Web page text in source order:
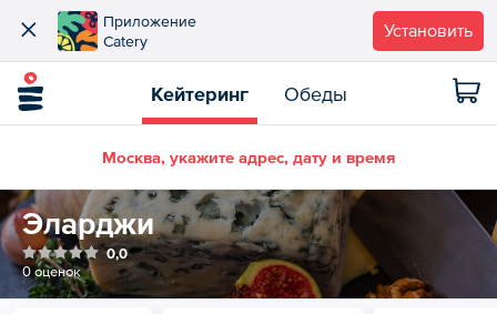
Приложение
Catery
Установить
Кейтеринг Обеды
Москва, укажите адрес, дату и время
Эларджи
0,0
0 оценок